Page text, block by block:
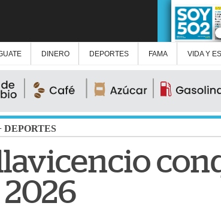
DINERO DEPORTES FAMA VIDA Y
DEPORTES